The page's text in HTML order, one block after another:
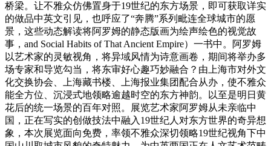
桥梁。让不雅众仿佛置身于19世纪的东方场景，即可获取详实
的做品中英文引见，也呼应了“奔腾”系列毗连全球城市的愿
景，这些动态解读将阿罗姆的静态版画为绘声绘色的视觉故
事，and Social Habits of That Ancient Empire）一书中。阿罗姆
以艺术家的灵敏视角，将异域风情为诗意画卷，期间将举办多
场专家和导览勾当，将东审好心趣巧妙融合？由上海市对外文
化交换协会、上海藏书楼、上海报业集团配合从办，使不雅众
能全方位、沉浸式地领略逾越时空的东方神韵。以至是明日黄
花后的统一场景的百年对照。展览艺术家阿罗姆从未亲临中
国，正在写实的创做技法中融入19世纪人对东方世界的奇异想
象，本次展览面向免费，率领不雅众深切领略19世纪视角下中